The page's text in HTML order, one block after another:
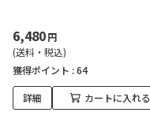
6,480円
(送料・税込)
獲得ポイント : 64
詳細 カートに入れる